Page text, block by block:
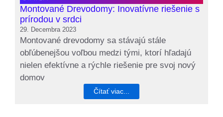
Montované Drevodomy: Inovatívne riešenie s
prírodou v srdci
29. Decembra 2023
Montované drevodomy sa stávajú stále
obľúbenejšou voľbou medzi tými, ktorí hľadajú
nielen efektívne a rýchle riešenie pre svoj nový
domov
Čítať viac...